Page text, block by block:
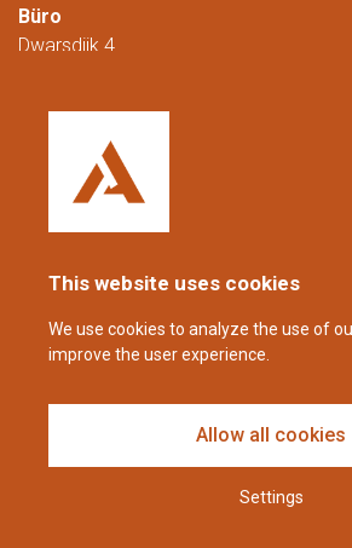
This website uses cookies
We use cookies to analyze the use of
improve the user experience.
Allow all cookies
Settings
Büro
Dwarsdijk 4
Niederlande
+31 (0)88 23 42 200
08:00 bis 16:00 Uhr (CET/CEST).
coppens@alltech.com
Follow us
Haftungsausschluss und